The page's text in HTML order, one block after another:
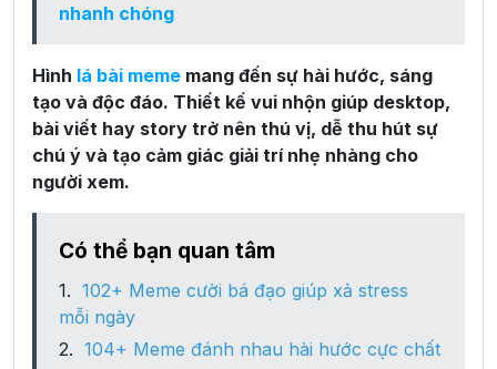
nhanh chóng
Hình lá bài meme mang đến sự hài hước, sáng
tạo và độc đáo. Thiết kế vui nhộn giúp desktop,
bài viết hay story trở nên thú vị, dễ thu hút sự
chú ý và tạo cảm giác giải trí nhẹ nhàng cho
người xem.
Có thể bạn quan tâm
102+ Meme cười bá đạo giúp xả stress
mỗi ngày
104+ Meme đánh nhau hài hước cực chất